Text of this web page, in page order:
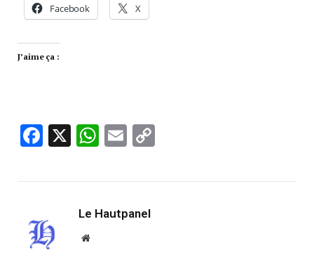
Facebook X
J’aime ça :
Facebook
X WhatsApp
Email
Le Hautpanel
Website